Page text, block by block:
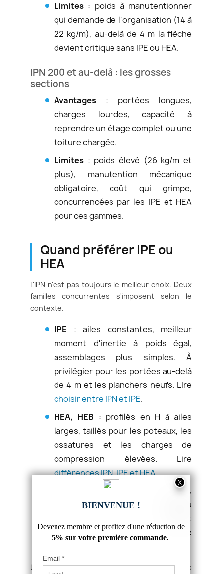
Limites : poids à manutentionner
qui demande de l'organisation (14 à
22 kg/m), au-delà de 4 m la flèche
devient critique sans IPE ou HEA.
IPN 200 et au-delà : les grosses
sections
Avantages : portées longues,
charges lourdes, capacité à
reprendre un étage complet ou une
toiture chargée.
Limites : poids élevé (26 kg/m et
plus), manutention mécanique
obligatoire, coût qui grimpe,
concurrencées par les IPE et HEA
pour ces gammes.
Quand préférer IPE ou
HEA
L'IPN n'est pas toujours le meilleur choix. Deux
familles concurrentes s'imposent selon le
contexte.
IPE : ailes constantes, meilleur
moment d'inertie à poids égal,
assemblages plus simples. À
privilégier pour les portées au-delà
de 4 m et les planchers neufs. Lire
choisir entre IPN et IPE.
HEA, HEB : profilés en H à ailes
larges, taillés pour les poteaux, les
ossatures et les charges de
compression élevées. Lire
différences IPN, IPE et HEA.
: profilé en U à profil normal,
utilisé en longrine, encadrement ou
assemblage dos-à-dos. Rarement
substituable à une IPN en reprise de
La règle empirique : IPN pour les portées